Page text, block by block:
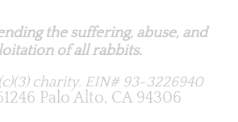
the suffering, abuse, and
of all rabbits.
charity. EIN# 93-3226940
Palo Alto, CA 94306